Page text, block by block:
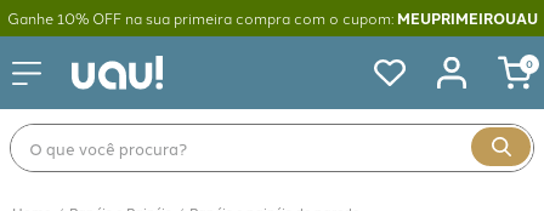
Ganhe 10% OFF na sua primeira compra com o cupom: MEUPRIMEIROUAU
0
O que você procura?